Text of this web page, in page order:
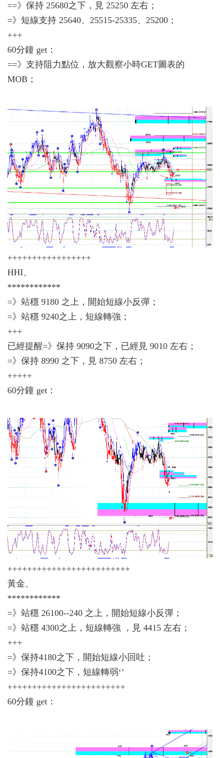
==》保持 25680之下，見 25250 左右；
=》短線支持 25640、25515-25335、25200；
+++
60分鐘 get：
==》支持阻力點位，放大觀察小時GET圖表的
MOB；
+++++++++++++++++
HHI、
************
=》站穩 9180 之上，開始短線小反彈；
=》站穩 9240之上，短線轉強；
+++
已經提醒=》保持 9090之下，已經見 9010 左右；
=》保持 8990 之下，見 8750 左右；
+++++
60分鐘 get：
+++++++++++++++++++++++++
黃金、
************
=》站穩 26100--240 之上，開始短線小反彈；
=》站穩 4300之上，短線轉強 ，見 4415 左右；
+++
=》保持4180之下，開始短線小回吐；
=》保持4100之下，短線轉弱‘’
++++++++++++++++++++++++
60分鐘 get：